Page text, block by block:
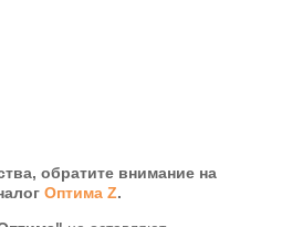
обратите внимание на
Оптима Z.